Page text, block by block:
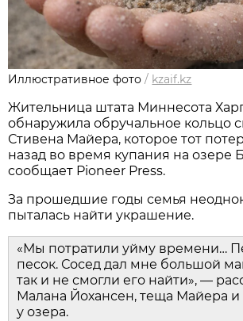
Иллюстративное фото / kzaif.kz
Жительница штата Миннесота
обнаружила обручальное кольцо
Стивена Майера, которое тот
назад во время купания на озере
сообщает Pioneer Press.
За прошедшие годы семья
пыталась найти украшение.
«Мы потратили уйму времени…
песок. Сосед дал мне большой
так и не смогли его найти», —
Малана Йохансен, теща Майера и
у озера.